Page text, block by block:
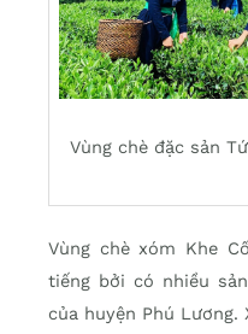
Vùng chè đặc sản
Vùng chè xóm Khe
tiếng bởi có nhiều
của huyện Phú Lương.